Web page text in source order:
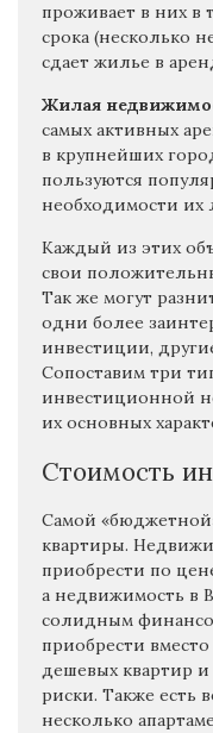
проживает в них в
срока (несколько
сдает жилье в
Жилая
самых активных
в крупнейших
пользуются
необходимости их
Каждый из этих
свои
Так же могут
одни более
инвестиции,
Сопоставим три
инвестиционной
их основных
Стоимость
Самой
квартиры.
приобрести по
а недвижимость в
солидным
приобрести
дешевых квартир
риски. Также есть
несколько